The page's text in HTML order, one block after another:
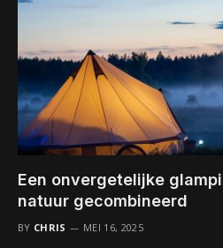
Een onvergetelijke
natuur gecombineerd
BY CHRIS MEI 16, 2025